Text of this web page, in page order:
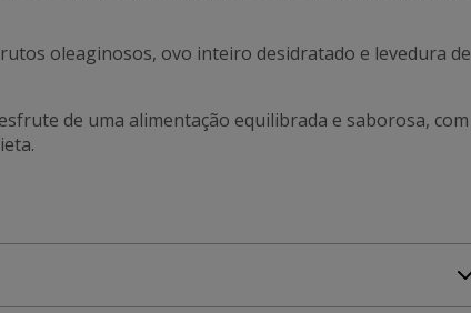
oleaginosos, ovo inteiro desidratado e levedura de
de uma alimentação equilibrada e saborosa, com